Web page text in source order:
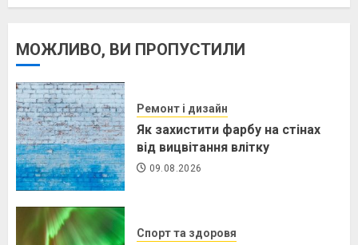
МОЖЛИВО, ВИ ПРОПУСТИЛИ
Ремонт і дизайн
Як захистити фарбу на стінах
від вицвітання влітку
09.08.2026
Спорт та здоровя